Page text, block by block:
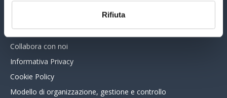
Rifiuta
Whistleblowing
Collabora con noi
Informativa Privacy
Cookie Policy
Modello di organizzazione, gestione e controllo